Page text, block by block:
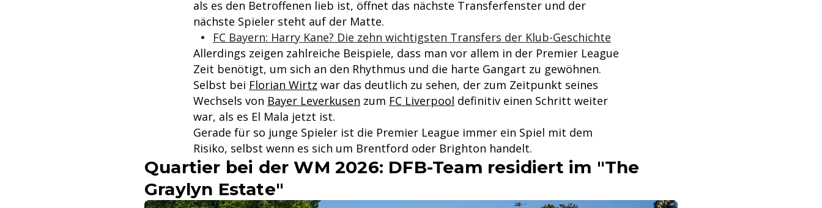
als es den Betroffenen lieb ist, öffnet das nächste Transferfenster und der
nächste Spieler steht auf der Matte.
FC Bayern: Harry Kane? Die zehn wichtigsten Transfers der Klub-Geschichte
Allerdings zeigen zahlreiche Beispiele, dass man vor allem in der Premier League
Zeit benötigt, um sich an den Rhythmus und die harte Gangart zu gewöhnen.
Selbst bei Florian Wirtz war das deutlich zu sehen, der zum Zeitpunkt seines
Wechsels von Bayer Leverkusen zum FC Liverpool definitiv einen Schritt weiter
war, als es El Mala jetzt ist.
Gerade für so junge Spieler ist die Premier League immer ein Spiel mit dem
Risiko, selbst wenn es sich um Brentford oder Brighton handelt.
Quartier bei der WM 2026: DFB-Team residiert im "The
Graylyn Estate"